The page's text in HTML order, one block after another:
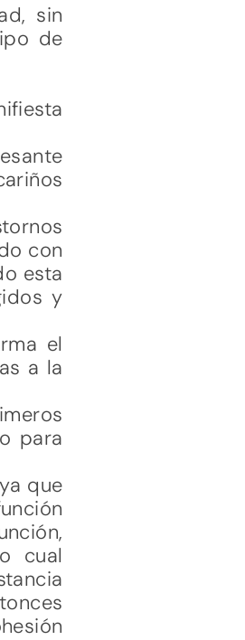
sin
de
con
esta
y
el
a la
para
que
cual